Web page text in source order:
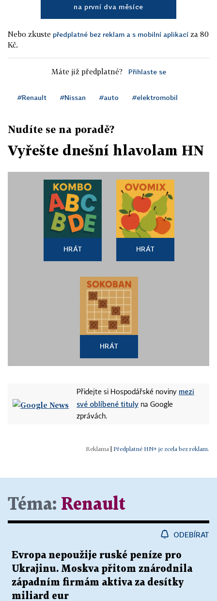
na první dva měsíce
Nebo zkuste předplatné bez reklam a s mobilní aplikací za 80
Kč.
Máte již předplatné? Přihlaste se
#Renault #Nissan #auto #elektromobil
Nudíte se na poradě?
Vyřešte dnešní hlavolam HN
HRÁT HRÁT
HRÁT
Přidejte si Hospodářské noviny mezi
své oblíbené tituly na Google
zprávách.
Předplatné HN+ je zcela bez reklam.
Téma: Renault
ODEBÍRAT
Evropa nepoužije ruské peníze pro
Ukrajinu. Moskva přitom znárodnila
západním firmám aktiva za desítky
miliard eur